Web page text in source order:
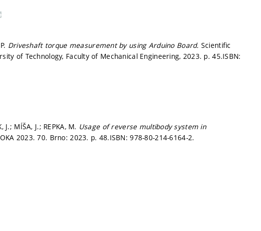
Driveshaft torque measurement by using Arduino Board. Scientific
of Technology, Faculty of Mechanical Engineering, 2023. p. 45.ISBN:
J.; MÍŠA, J.; REPKA, M. Usage of reverse multibody system in
2023. 70. Brno: 2023. p. 48.ISBN: 978-80-214-6164-2.